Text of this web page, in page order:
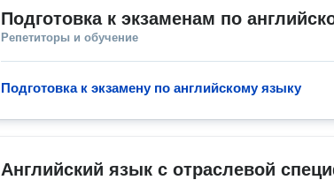
Подготовка к экзаменам по
Репетиторы и обучение
Подготовка к экзамену по английскому языку
Английский язык с отраслевой